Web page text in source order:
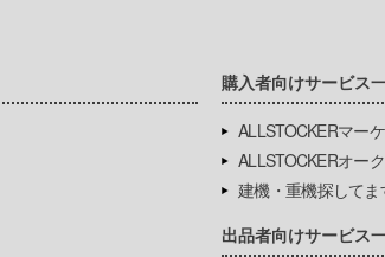
購入者向けサービス
ALLSTOCKERマー
ALLSTOCKERオー
建機・重機探してま
出品者向けサービス